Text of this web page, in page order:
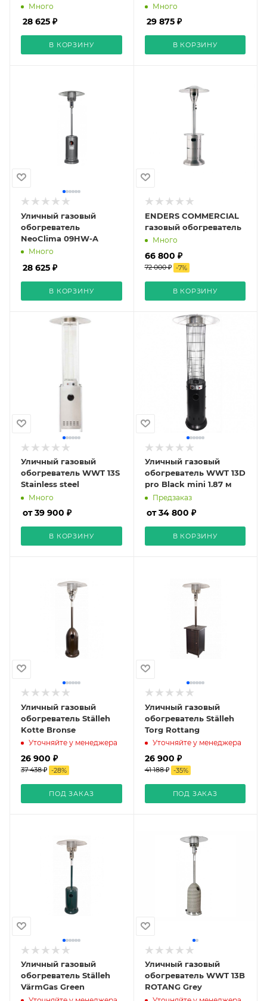
Много
28 625 ₽
В КОРЗИНУ
Много
29 875 ₽
В КОРЗИНУ
Уличный газовый
обогреватель
NeoClima 09HW-A
Много
28 625 ₽
В КОРЗИНУ
ENDERS COMMERCIAL
газовый обогреватель
Много
66 800 ₽
72 000 ₽ -7%
В КОРЗИНУ
Уличный газовый
обогреватель WWT 13S
Stainless steel
Много
от 39 900 ₽
В КОРЗИНУ
Уличный газовый
обогреватель WWT 13D
pro Black mini 1.87 м
Предзаказ
от 34 800 ₽
В КОРЗИНУ
Уличный газовый
обогреватель Ställeh
Kotte Bronse
Уточняйте у менеджера
26 900 ₽
37 438 ₽ -28%
ПОД ЗАКАЗ
Уличный газовый
обогреватель Ställeh
Torg Rottang
Уточняйте у менеджера
26 900 ₽
41 188 ₽ -35%
ПОД ЗАКАЗ
Уличный газовый
обогреватель Ställeh
VärmGas Green
Уличный газовый
обогреватель WWT 13B
ROTANG Grey